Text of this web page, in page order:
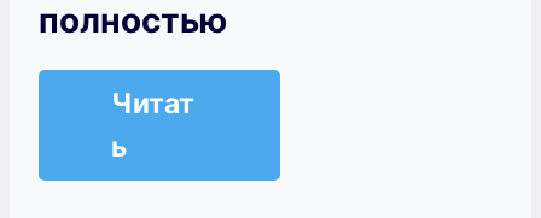
полностью
Читат
ь